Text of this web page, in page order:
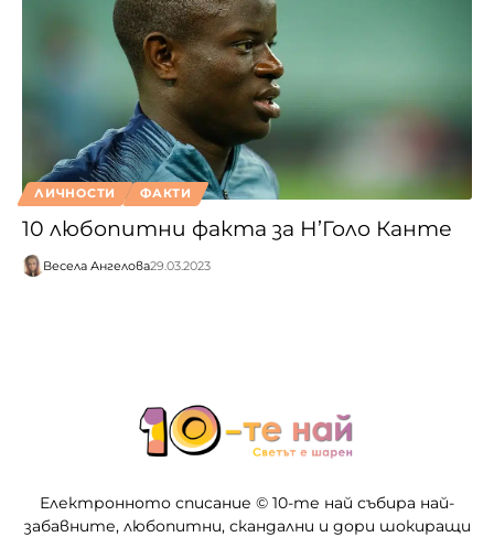
ЛИЧНОСТИ ФАКТИ
10 любопитни факта за Н’Голо Канте
Весела Ангелова29.03.2023
Електронното списание © 10-те най събира най-
забавните, любопитни, скандални и дори шокиращи